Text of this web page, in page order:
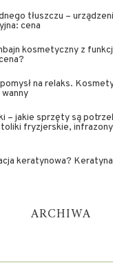
tłuszczu –
cena
kosmetyczny z
na relaks.
– jakie sprzęty są
fryzjerskie,
keratynowa?
ARCHIWA